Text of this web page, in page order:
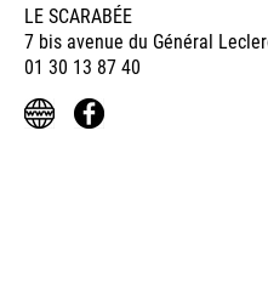
LE SCARABÉE
7 bis avenue du Général
01 30 13 87 40